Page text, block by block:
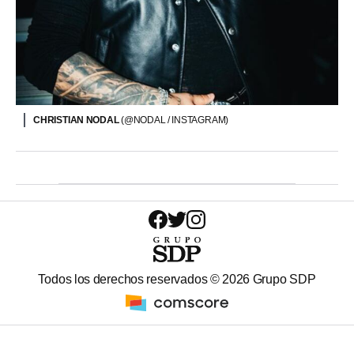
CHRISTIAN NODAL(@NODAL / INSTAGRAM)
Todos los derechos reservados © 2026 Grupo SDP